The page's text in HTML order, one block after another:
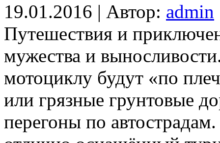
19.01.2016 | Автор: admin
Путешествия и
мужества и
мотоциклу будут «по
или грязные грунтовые
перегоны по